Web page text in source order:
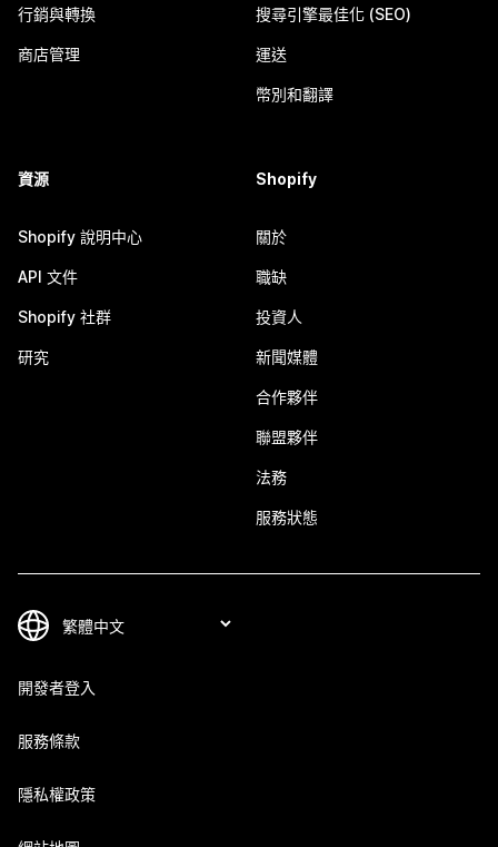
行銷與轉換
商店管理
搜尋引擎最佳化 (SEO)
運送
幣別和翻譯
資源
Shopify 說明中心
API 文件
Shopify 社群
研究
Shopify
關於
職缺
投資人
新聞媒體
合作夥伴
聯盟夥伴
法務
服務狀態
開發者登入
服務條款
隱私權政策